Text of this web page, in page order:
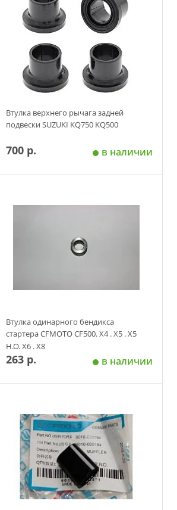
Втулка верхнего рычага задней
подвески SUZUKI KQ750 KQ500
700 р. в наличии
Втулка одинарного бендикса
стартера CFMOTO CF500. X4 . X5 . X5
H.O. X6 . X8
263 р. в наличии